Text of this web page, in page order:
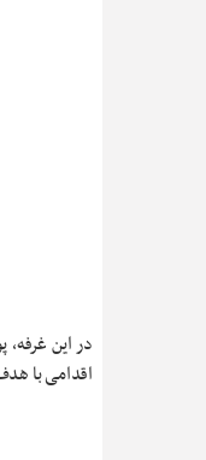
در این
اقدامی با